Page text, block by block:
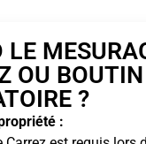
LE
OU
?
: